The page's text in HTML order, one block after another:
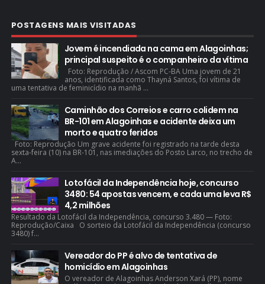
POSTAGENS MAIS VISITADAS
Jovem é incendiada na cama em Alagoinhas;
principal suspeito é o companheiro da vítima
Foto: Reprodução / Ascom PC-BA Uma jovem de 21
anos, identificada como Thayná Santos, foi vítima de
uma tentativa de feminicídio na manhã ...
Caminhão dos Correios e carro colidem na
BR-101 em Alagoinhas e acidente deixa um
morto e quatro feridos
Foto: Reprodução Um grave acidente foi registrado na tarde desta
sexta-feira (10) na BR-101, nas imediações do Posto Larco, no trecho de
A...
Lotofácil da Independência hoje, concurso
3480: 54 apostas vencem, e cada uma leva R$
4,2 milhões
Resultado da Lotofácil da Independência, concurso 3.480 — Foto:
Reprodução/Caixa O sorteio da Lotofácil da Independência (concurso
3480) f...
Vereador do PP é alvo de tentativa de
homicídio em Alagoinhas
O vereador de Alagoinhas Anderson Xará (PP), nome